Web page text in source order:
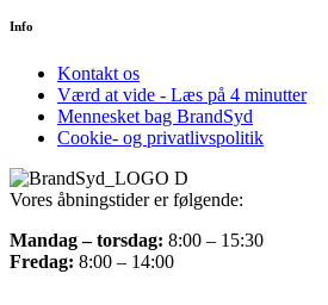
Info
Kontakt os
Værd at vide - Læs på 4 minutter
Mennesket bag BrandSyd
Cookie- og privatlivspolitik
Vores åbningstider er følgende:
Mandag – torsdag: 8:00 – 15:30
Fredag: 8:00 – 14:00